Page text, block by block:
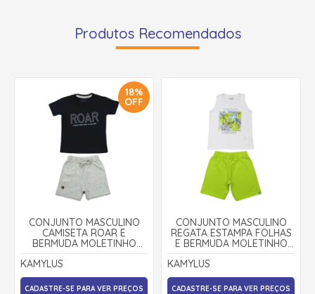
Produtos Recomendados
18%
OFF
CONJUNTO MASCULINO
CAMISETA ROAR E
BERMUDA MOLETINHO
LISTRADA 43644 - KAMYLUS
KAMYLUS
CADASTRE-SE PARA VER PREÇOS
CONJUNTO MASCULINO
REGATA ESTAMPA FOLHAS
E BERMUDA MOLETINHO
46996 - KAMYLUS
KAMYLUS
CADASTRE-SE PARA VER PREÇOS